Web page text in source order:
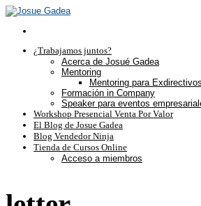
¿Trabajamos juntos?
Acerca de Josué Gadea
Mentoring
Mentoring para
Formación in Company
Speaker para eventos
Workshop Presencial Venta Por Valor
El Blog de Josue Gadea
Blog Vendedor Ninja
Tienda de Cursos Online
Acceso a miembros